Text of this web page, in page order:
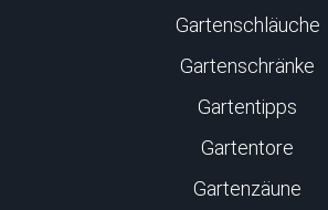
Gartenschläuche
Gartenschränke
Gartentipps
Gartentore
Gartenzäune